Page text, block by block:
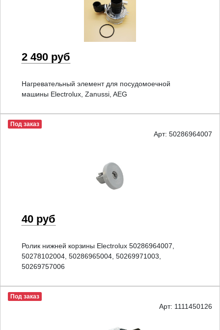
2 490 руб
Нагревательный элемент для посудомоечной
машины Electrolux, Zanussi, AEG
Под заказ
Арт: 50286964007
40 руб
Ролик нижней корзины Electrolux 50286964007,
50278102004, 50286965004, 50269971003,
50269757006
Под заказ
Арт: 1111450126